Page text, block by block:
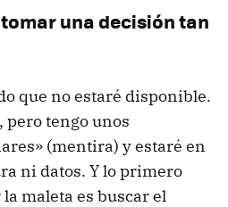
una decisión tan
que no estaré disponible.
pero tengo unos
(mentira) y estaré en
ni datos. Y lo primero
maleta es buscar el